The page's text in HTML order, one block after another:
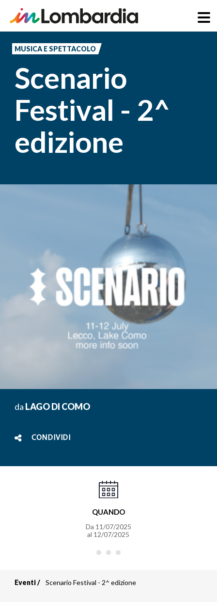
principale
MUSICA E SPETTACOLO
Scenario
Festival - 2^
edizione
da LAGO DI COMO
CONDIVIDI
QUANDO
Da 11/07/2025
al 12/07/2025
Eventi Scenario Festival - 2^ edizione